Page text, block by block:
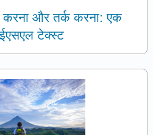
करना और तर्क करना: एक
टेक्स्ट